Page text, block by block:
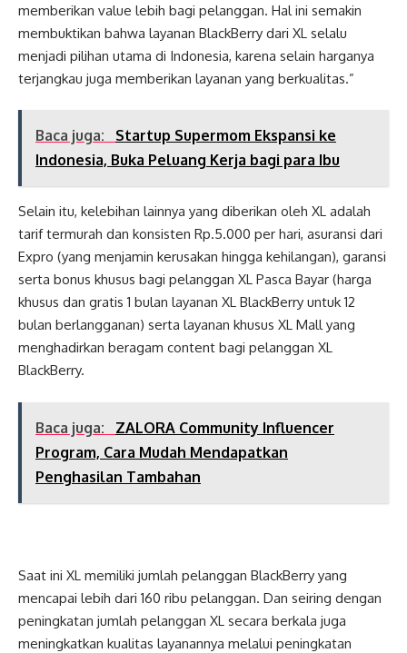
memberikan value lebih bagi pelanggan. Hal ini semakin
membuktikan bahwa layanan BlackBerry dari XL selalu
menjadi pilihan utama di Indonesia, karena selain harganya
terjangkau juga memberikan layanan yang berkualitas.”
Baca juga:
Startup Supermom Ekspansi ke
Indonesia, Buka Peluang Kerja bagi para Ibu
Selain itu, kelebihan lainnya yang diberikan oleh XL adalah
tarif termurah dan konsisten Rp.5.000 per hari, asuransi dari
Expro (yang menjamin kerusakan hingga kehilangan), garansi
serta bonus khusus bagi pelanggan XL Pasca Bayar (harga
khusus dan gratis 1 bulan layanan XL BlackBerry untuk 12
bulan berlangganan) serta layanan khusus XL Mall yang
menghadirkan beragam content bagi pelanggan XL
BlackBerry.
Baca juga:
ZALORA Community Influencer
Program, Cara Mudah Mendapatkan
Penghasilan Tambahan
Saat ini XL memiliki jumlah pelanggan BlackBerry yang
mencapai lebih dari 160 ribu pelanggan. Dan seiring dengan
peningkatan jumlah pelanggan XL secara berkala juga
meningkatkan kualitas layanannya melalui peningkatan